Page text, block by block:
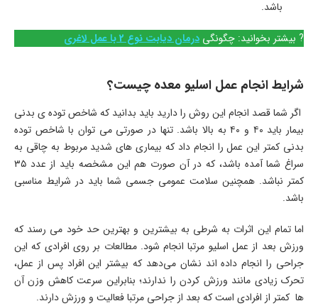
باشد.
? بیشتر بخوانید: چگونگی درمان دیابت نوع 2 با عمل لاغری
شرایط انجام عمل اسلیو معده چیست؟
اگر شما قصد انجام این روش را دارید باید بدانید که شاخص توده ی بدنی
بیمار باید ۴۰ و ۴۰ به بالا باشد. تنها در صورتی می توان با شاخص توده
بدنی کمتر این عمل را انجام داد که بیماری های شدید مربوط به چاقی به
سراغ شما آمده باشد، که در آن صورت هم این مشخصه باید از عدد ۳۵
کمتر نباشد. همچنین سلامت عمومی جسمی شما باید در شرایط مناسبی
باشد.
اما تمام این اثرات به شرطی به بیشترین و بهترین حد خود می رسند که
ورزش بعد از عمل اسلیو مرتبا انجام شود. مطالعات بر روی افرادی که این
جراحی را انجام داده اند نشان می‌دهد که بیشتر این افراد پس از عمل،
تحرک زیادی مانند ورزش کردن را ندارند؛ بنابراین سرعت کاهش وزن آن
ها کمتر از افرادی است که بعد از جراحی مرتبا فعالیت و ورزش دارند.